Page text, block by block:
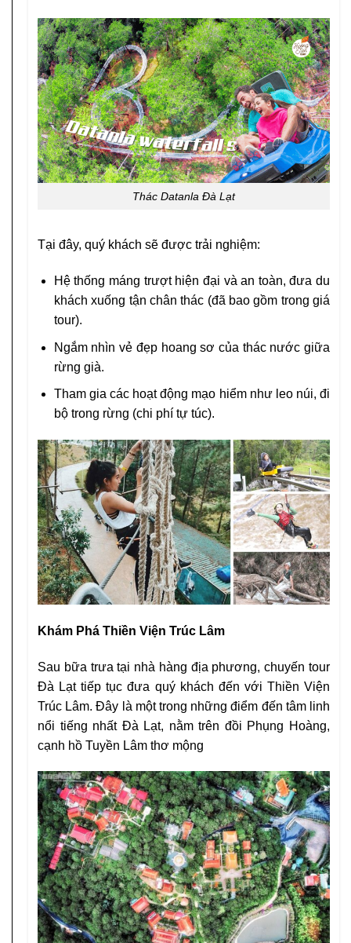
Thác Datanla Đà Lạt
Tại đây, quý khách sẽ được trải nghiệm:
Hệ thống máng trượt hiện đại và an toàn, đưa du
khách xuống tận chân thác (đã bao gồm trong giá
tour).
Ngắm nhìn vẻ đẹp hoang sơ của thác nước giữa
rừng già.
Tham gia các hoạt động mạo hiểm như leo núi, đi
bộ trong rừng (chi phí tự túc).
Khám Phá Thiền Viện Trúc Lâm
Sau bữa trưa tại nhà hàng địa phương, chuyến tour
Đà Lạt tiếp tục đưa quý khách đến với Thiền Viện
Trúc Lâm. Đây là một trong những điểm đến tâm linh
nổi tiếng nhất Đà Lạt, nằm trên đồi Phụng Hoàng,
cạnh hồ Tuyền Lâm thơ mộng